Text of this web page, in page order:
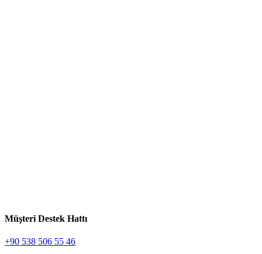
Müşteri Destek Hattı
+90 538 506 55 46